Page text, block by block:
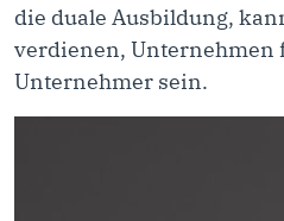
die duale Ausbildung,
verdienen, Unternehmen
Unternehmer sein.